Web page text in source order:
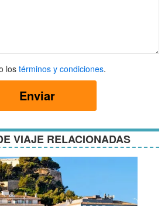
los términos y condiciones.
Enviar
VIAJE RELACIONADAS